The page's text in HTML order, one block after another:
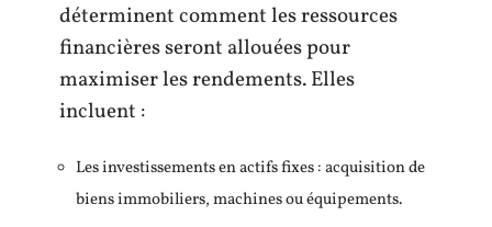
déterminent comment les ressources
financières seront allouées pour
maximiser les rendements. Elles
incluent :
Les investissements en actifs fixes : acquisition de
biens immobiliers, machines ou équipements.